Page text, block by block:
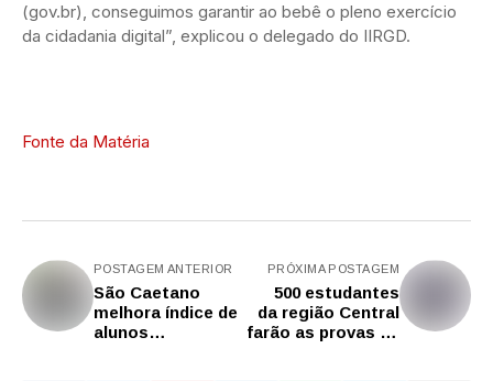
(gov.br), conseguimos garantir ao bebê o pleno exercício
da cidadania digital”, explicou o delegado do IIRGD.
Fonte da Matéria
POSTAGEM ANTERIOR
São Caetano
melhora índice de
alunos
PRÓXIMA POSTAGEM
500 estudantes
da região Central
farão as provas de